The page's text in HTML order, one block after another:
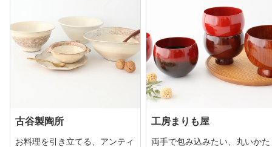
古谷製陶所
お料理を引き立てる、アンティ
工房まりも屋
両手で包み込みたい、丸いかた